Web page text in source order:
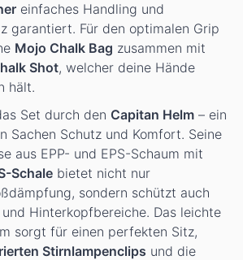
einfaches Handling und
garantiert. Für den optimalen Grip
Mojo Chalk Bag zusammen mit
Shot, welcher deine Hände
hält.
Set durch den Capitan Helm – ein
Sachen Schutz und Komfort. Seine
aus EPP- und EPS-Schaum mit
Schale bietet nicht nur
sondern schützt auch
Hinterkopfbereiche. Das leichte
sorgt für einen perfekten Sitz,
Stirnlampenclips und die